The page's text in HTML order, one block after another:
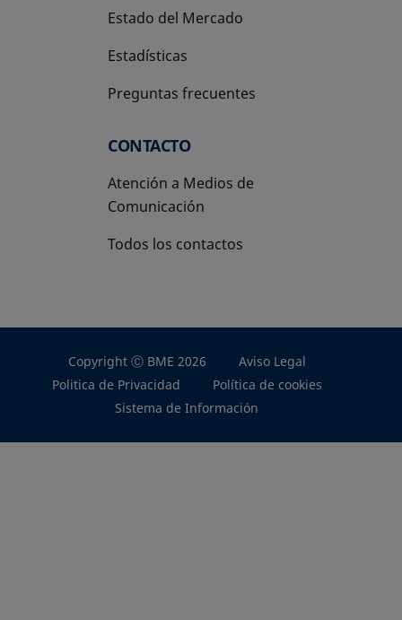
Estado del Mercado
Estadísticas
Preguntas frecuentes
CONTACTO
Atención a Medios de
Comunicación
Todos los contactos
Copyright Ⓒ BME 2026
Aviso Legal
Politica de Privacidad
Política de cookies
Sistema de Información